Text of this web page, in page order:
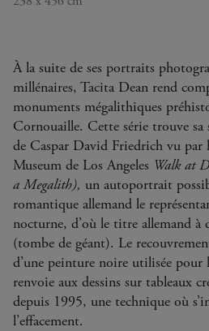
À la suite de ses portraits
millénaires, Tacita Dean rend
monuments mégalithiques
Cornouaille. Cette série trouve sa
de Caspar David Friedrich vu par
Museum de Los Angeles Walk at
a Megalith), un autoportrait
romantique allemand le
nocturne, d’où le titre allemand à
(tombe de géant). Le
d’une peinture noire utilisée pour
renvoie aux dessins sur tableaux
depuis 1995, une technique où
l’effacement.